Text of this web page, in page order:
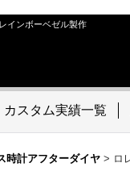
インボーベゼル製作
カスタム実績一覧
時計アフターダイヤ > ロ